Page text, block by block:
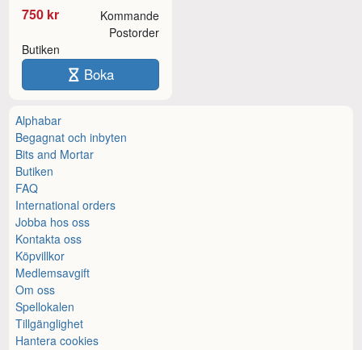
750 kr Kommande
Butiken
Postorder
Boka
Alphabar
Begagnat och inbyten
Bits and Mortar
Butiken
FAQ
International orders
Jobba hos oss
Kontakta oss
Köpvillkor
Medlemsavgift
Om oss
Spellokalen
Tillgänglighet
Hantera cookies